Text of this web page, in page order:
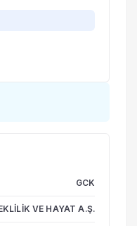
GCK
VE HAYAT A.Ş.